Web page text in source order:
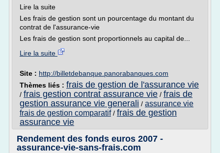
Lire la suite
Les frais de gestion sont un pourcentage du montant du
contrat de l'assurance-vie
Les frais de gestion sont proportionnels au capital de...
Lire la suite
Site : http://billetdebanque.panorabanques.com
Thèmes liés : frais de gestion de l'assurance vie
/ frais gestion contrat assurance vie / frais de
gestion assurance vie generali / assurance vie
frais de gestion comparatif/ frais de gestion
assurance vie
Rendement des fonds euros 2007 -
assurance-vie-sans-frais.com